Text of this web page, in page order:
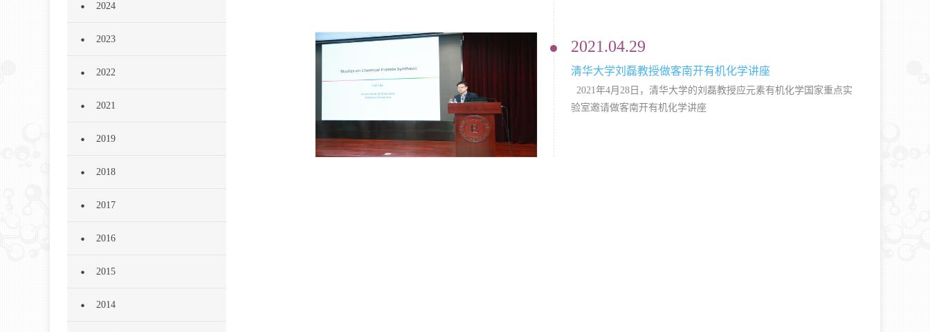
2024
2023
2022
2021
2019
2018
2017
2016
2015
2014
2021.04.29
清华大学刘磊教授做客南开有机化学讲座
2021年4月28日，清华大学的刘磊教授应元素有机化学国家重点实
验室邀请做客南开有机化学讲座